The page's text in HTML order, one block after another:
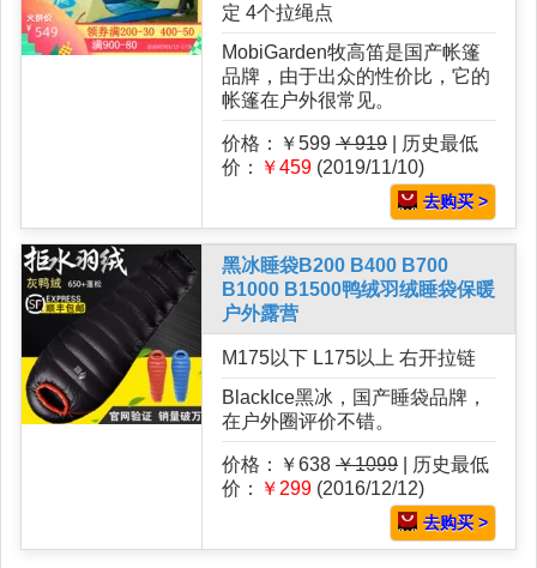
定 4个拉绳点
MobiGarden牧高笛是国产帐篷
品牌，由于出众的性价比，它的
帐篷在户外很常见。
价格：￥599 ￥919 | 历史最低
价：
￥459 (2019/11/10)
去购买 >
黑冰睡袋B200 B400 B700
B1000 B1500鸭绒羽绒睡袋保暖
户外露营
M175以下 L175以上 右开拉链
BlackIce黑冰，国产睡袋品牌，
在户外圈评价不错。
价格：￥638 ￥1099 | 历史最低
价：
￥299 (2016/12/12)
去购买 >